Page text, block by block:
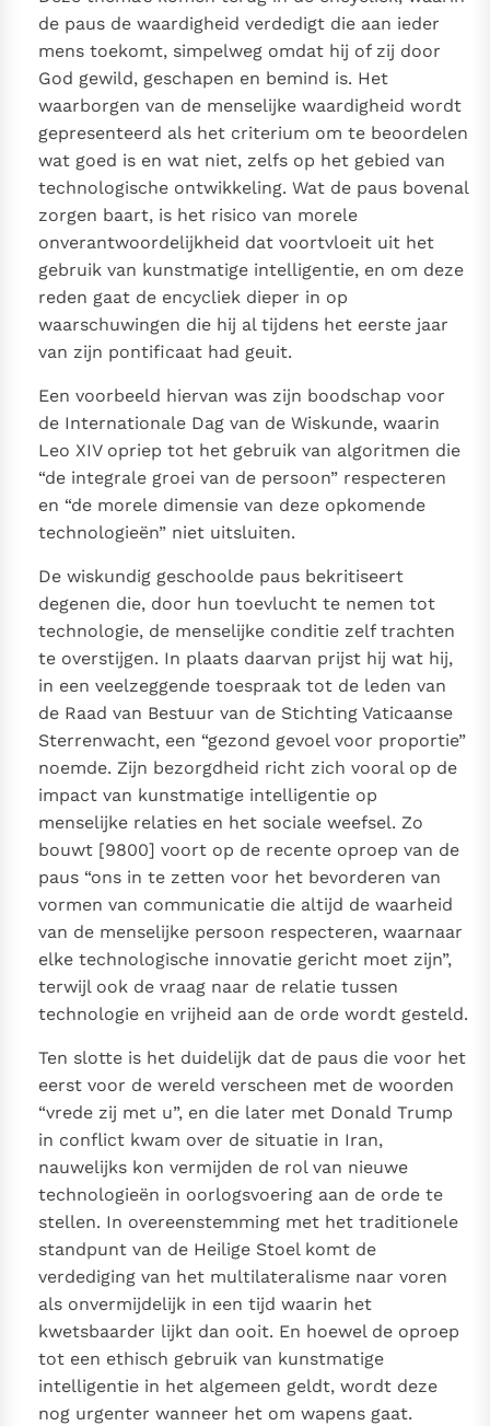
de paus de waardigheid verdedigt die aan ieder
mens toekomt, simpelweg omdat hij of zij door
God gewild, geschapen en bemind is. Het
waarborgen van de menselijke waardigheid wordt
gepresenteerd als het criterium om te beoordelen
wat goed is en wat niet, zelfs op het gebied van
technologische ontwikkeling. Wat de paus bovenal
zorgen baart, is het risico van morele
onverantwoordelijkheid dat voortvloeit uit het
gebruik van kunstmatige intelligentie, en om deze
reden gaat de encycliek dieper in op
waarschuwingen die hij al tijdens het eerste jaar
van zijn pontificaat had geuit.
Een voorbeeld hiervan was zijn boodschap voor
de Internationale Dag van de Wiskunde, waarin
Leo XIV opriep tot het gebruik van algoritmen die
“de integrale groei van de persoon” respecteren
en “de morele dimensie van deze opkomende
technologieën” niet uitsluiten.
De wiskundig geschoolde paus bekritiseert
degenen die, door hun toevlucht te nemen tot
technologie, de menselijke conditie zelf trachten
te overstijgen. In plaats daarvan prijst hij wat hij,
in een veelzeggende toespraak tot de leden van
de Raad van Bestuur van de Stichting Vaticaanse
Sterrenwacht, een “gezond gevoel voor proportie”
noemde. Zijn bezorgdheid richt zich vooral op de
impact van kunstmatige intelligentie op
menselijke relaties en het sociale weefsel. Zo
bouwt [9800] voort op de recente oproep van de
paus “ons in te zetten voor het bevorderen van
vormen van communicatie die altijd de waarheid
van de menselijke persoon respecteren, waarnaar
elke technologische innovatie gericht moet zijn”,
terwijl ook de vraag naar de relatie tussen
technologie en vrijheid aan de orde wordt gesteld.
Ten slotte is het duidelijk dat de paus die voor het
eerst voor de wereld verscheen met de woorden
“vrede zij met u”, en die later met Donald Trump
in conflict kwam over de situatie in Iran,
nauwelijks kon vermijden de rol van nieuwe
technologieën in oorlogsvoering aan de orde te
stellen. In overeenstemming met het traditionele
standpunt van de Heilige Stoel komt de
verdediging van het multilateralisme naar voren
als onvermijdelijk in een tijd waarin het
kwetsbaarder lijkt dan ooit. En hoewel de oproep
tot een ethisch gebruik van kunstmatige
intelligentie in het algemeen geldt, wordt deze
nog urgenter wanneer het om wapens gaat.